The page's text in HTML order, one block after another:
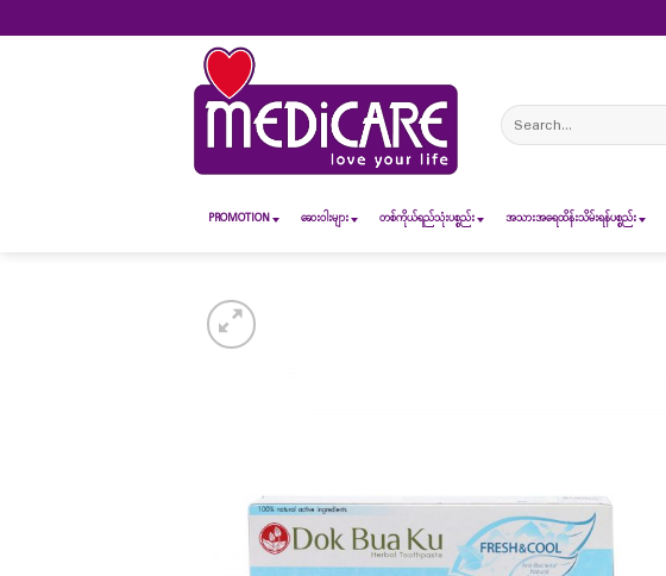
to
Search
for:
PROMOTION ဆေး၀ါးများ တစ်ကိုယ်ရည်သုံးပစ္စည်း အသားအရေထိန်းသိမ်းရန်ပစ္စည်း